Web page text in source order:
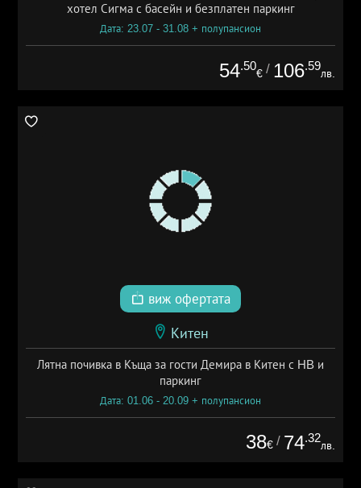
хотел Сигма с басейн и безплатен паркинг
Дата: 23.07 - 31.08 + полупансион
54.50
€ / 106.59
лв.
виж офертата
Китен
Лятна почивка в Къща за гости Демира в Китен с HB и
паркинг
Дата: 01.06 - 20.09 + полупансион
38€ / 74.32
лв.